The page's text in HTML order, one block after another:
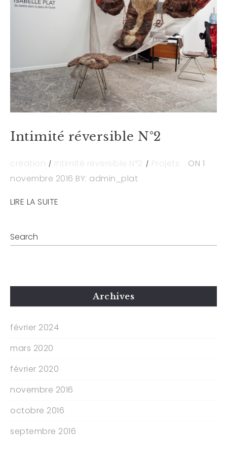
Intimité réversible N°2
création Intimité réversible N°2 Projets
ON 1
novembre 2016 BY: admin_plat
LIRE LA SUITE
Archives
février 2024
mars 2020
février 2020
novembre 2016
octobre 2016
septembre 2016